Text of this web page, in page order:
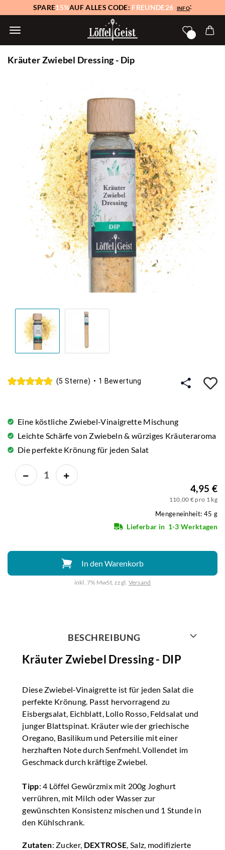
SPARE15%AUF ALLES CODE: FREUNDE26 INFO*
Kräuter Zwiebel Dressing - Dip
(5 Sterne) • 1 Bewertung
Eine köstliche Zwiebel-Vinaigrette Mischung
Leichte Schärfe von Zwiebeln & würziges Kräuteraroma
Die perfekte Krönung für jeden Salat
4,95 €
110,00 € pro 1 kg
Mengeneinheit: 45 g
Lieferbar in 1-3 Werktagen
In den Warenkorb
inkl. 7% MwSt. zzgl. Versand
Weiter mit
BESCHREIBUNG
Kräuter Zwiebel Dressing - DIP
Diese Zwiebel-Vinaigrette ist für jeden Salat die
perfekte Krönung. Passt hervorragend zu
Eisbergsalat, Eichblatt, Lollo Rosso, Feldsalat und
junger Blattspinat. Kräuter wie der griechische
Oregano, Basilikum und Petersilie mit einer
herzhaften Note durch Senfmehl. Vollendet im
Geschmack durch kräftige Zwiebel.
Tipp: 4 Löffel Gewürzmix mit 200g Joghurt
verrühren, mit Milch oder Wasser zur
gewünschten Konsistenz mischen und 1 Stunde in
den Kühlschrank.
Zutaten: Zucker, DEXTROSE, Salz, modifizierte